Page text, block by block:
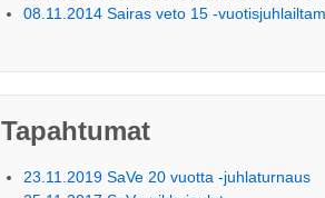
08.11.2014 Sairas veto 15 -
Tapahtumat
23.11.2019 SaVe 20 vuotta -juhlaturnaus